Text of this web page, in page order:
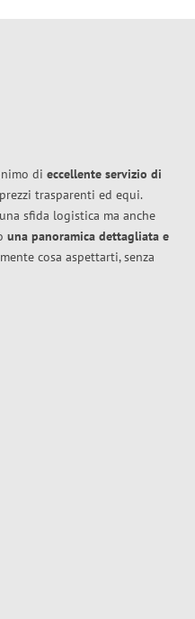
di eccellente servizio di
trasparenti ed equi.
sfida logistica ma anche
una panoramica dettagliata e
cosa aspettarti, senza